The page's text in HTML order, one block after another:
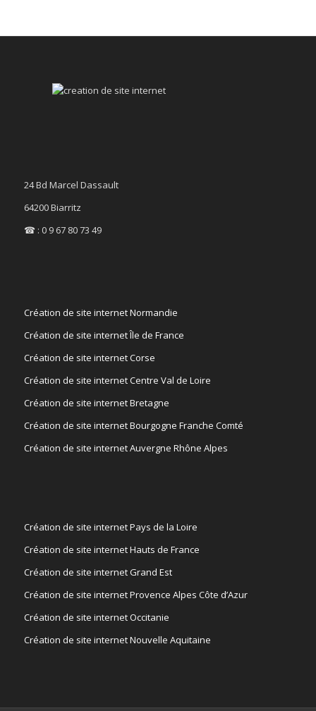
24 Bd Marcel Dassault
64200 Biarritz
☎ : 0 9 67 80 73 49
Création de site internet Normandie
Création de site internet Île de France
Création de site internet Corse
Création de site internet Centre Val de Loire
Création de site internet Bretagne
Création de site internet Bourgogne Franche Comté
Création de site internet Auvergne Rhône Alpes
Création de site internet Pays de la Loire
Création de site internet Hauts de France
Création de site internet Grand Est
Création de site internet Provence Alpes Côte d’Azur
Création de site internet Occitanie
Création de site internet Nouvelle Aquitaine